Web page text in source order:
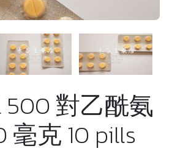
500 對乙酰氨
毫克 10 pills